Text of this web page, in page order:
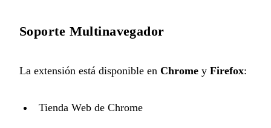
Soporte Multinavegador
La extensión está disponible en Chrome y Firefox:
Tienda Web de Chrome